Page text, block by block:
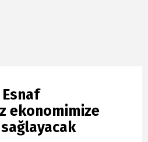
ekonomimize